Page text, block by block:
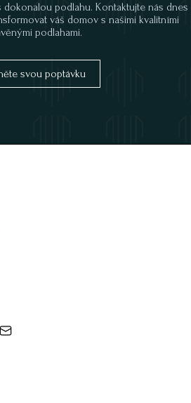
podlahu. Kontaktujte nás dnes
váš domov s našimi kvalitními
podlahami.
svou poptávku